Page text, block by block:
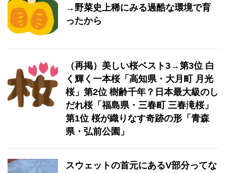
→野菜史上稀にみる過酷な環境で育
ったから
（再掲）美しい桜ベスト3→第3位 白
く輝く一本桜「高知県・大月町 月光
桜」第2位 樹齢千年？日本最大級のし
だれ桜「福島県・三春町 三春滝桜」
第1位 桜が織りなす奇跡の形「青森
県・弘前公園」
スウェットの首元にあるV部分ってな